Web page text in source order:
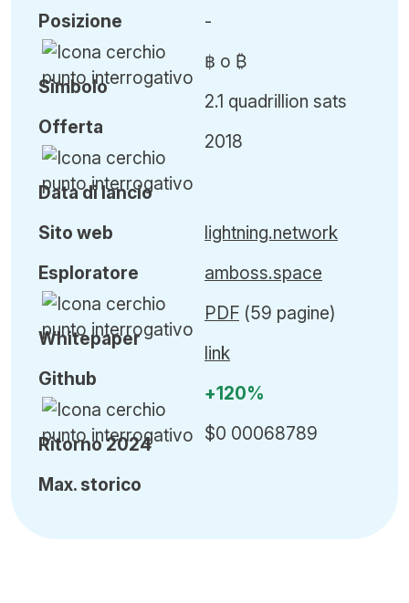
Posizione
Simbolo
Offerta
Data di lancio
-
฿ o ₿
2.1 quadrillion sats
2018
Sito web
Esploratore
Whitepaper
Github
Ritorno 2024
Max. storico
lightning.network
amboss.space
PDF (59 pagine)
link
+120%
$0 00068789